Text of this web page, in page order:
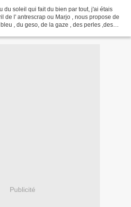
du soleil qui fait du bien par tout, j'ai étais
de l' antrescrap ou Marjo , nous propose de
, du geso, de la gaze , des perles ,des
Publicité